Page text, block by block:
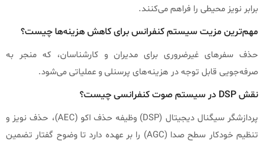
برابر نویز محیطی را فراهم می‌کنند.
مهم‌ترین مزیت سیستم کنفرانس برای کاهش هزینه‌ها چیست؟
حذف سفرهای غیرضروری برای مدیران و کارشناسان، که منجر به
صرفه‌جویی قابل توجه در هزینه‌های پرسنلی و عملیاتی می‌شود.
نقش DSP در سیستم صوت کنفرانسی چیست؟
پردازشگر سیگنال دیجیتال (DSP) وظیفه حذف اکو (AEC)، حذف نویز و
تنظیم خودکار سطح صدا (AGC) را بر عهده دارد تا وضوح گفتار تضمین